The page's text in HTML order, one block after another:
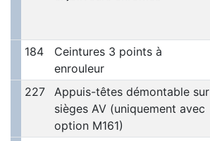
184
Ceintures 3 points à
enrouleur
227
Appuis-têtes démontable sur
sièges AV (uniquement avec
option M161)